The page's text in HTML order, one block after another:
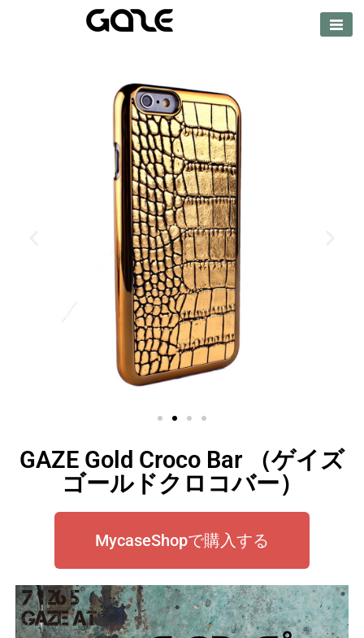
【公式サイト】
GAZE Gold Croco Bar （ゲイズ
ゴールドクロコバー）
MycaseShopで購入する